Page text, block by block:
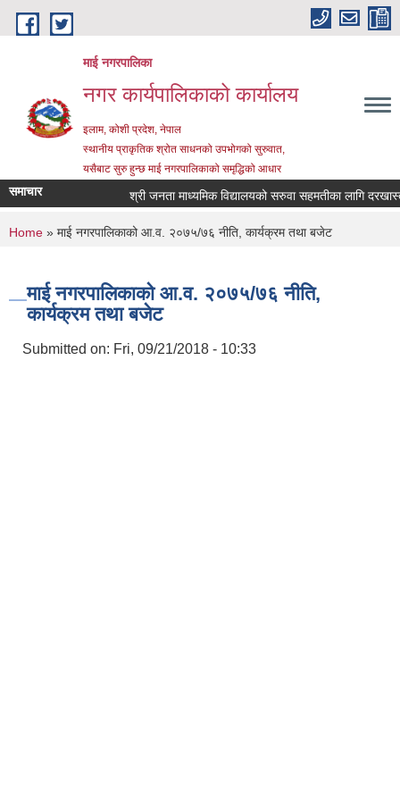
Skip to main content
माई नगरपालिका
नगर कार्यपालिकाको कार्यालय
इलाम, कोशी प्रदेश, नेपाल
स्थानीय प्राकृतिक श्रोत साधनको उपभोगको सुरुवात,
यसैबाट सुरु हुन्छ माई नगरपालिकाको समृद्धिको आधार
समाचार श्री जनता माध्यमिक विद्यालयको सरुवा सहमतीका लागि दरखास्त
You are here
Home » माई नगरपालिकाको आ.व. २०७५/७६ नीति, कार्यक्रम तथा बजेट
माई नगरपालिकाको आ.व. २०७५/७६ नीति,
कार्यक्रम तथा बजेट
Submitted on: Fri, 09/21/2018 - 10:33